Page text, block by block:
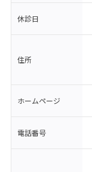
休診日
住所
ホームページ
電話番号